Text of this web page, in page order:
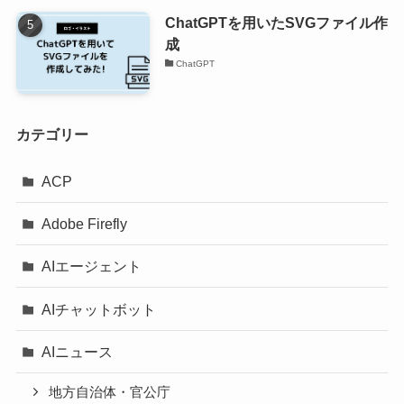
ChatGPTを用いたSVGファイル作
成
ChatGPT
カテゴリー
ACP
Adobe Firefly
AIエージェント
AIチャットボット
AIニュース
地方自治体・官公庁